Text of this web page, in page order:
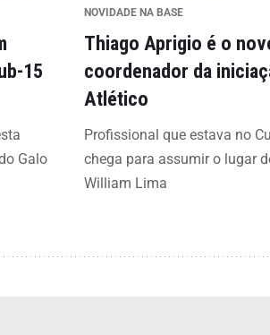
15
Galo
NOVIDADE NA BASE
Thiago Aprigio é o
coordenador da
Atlético
Profissional que estava no
chega para assumir o lugar
William Lima